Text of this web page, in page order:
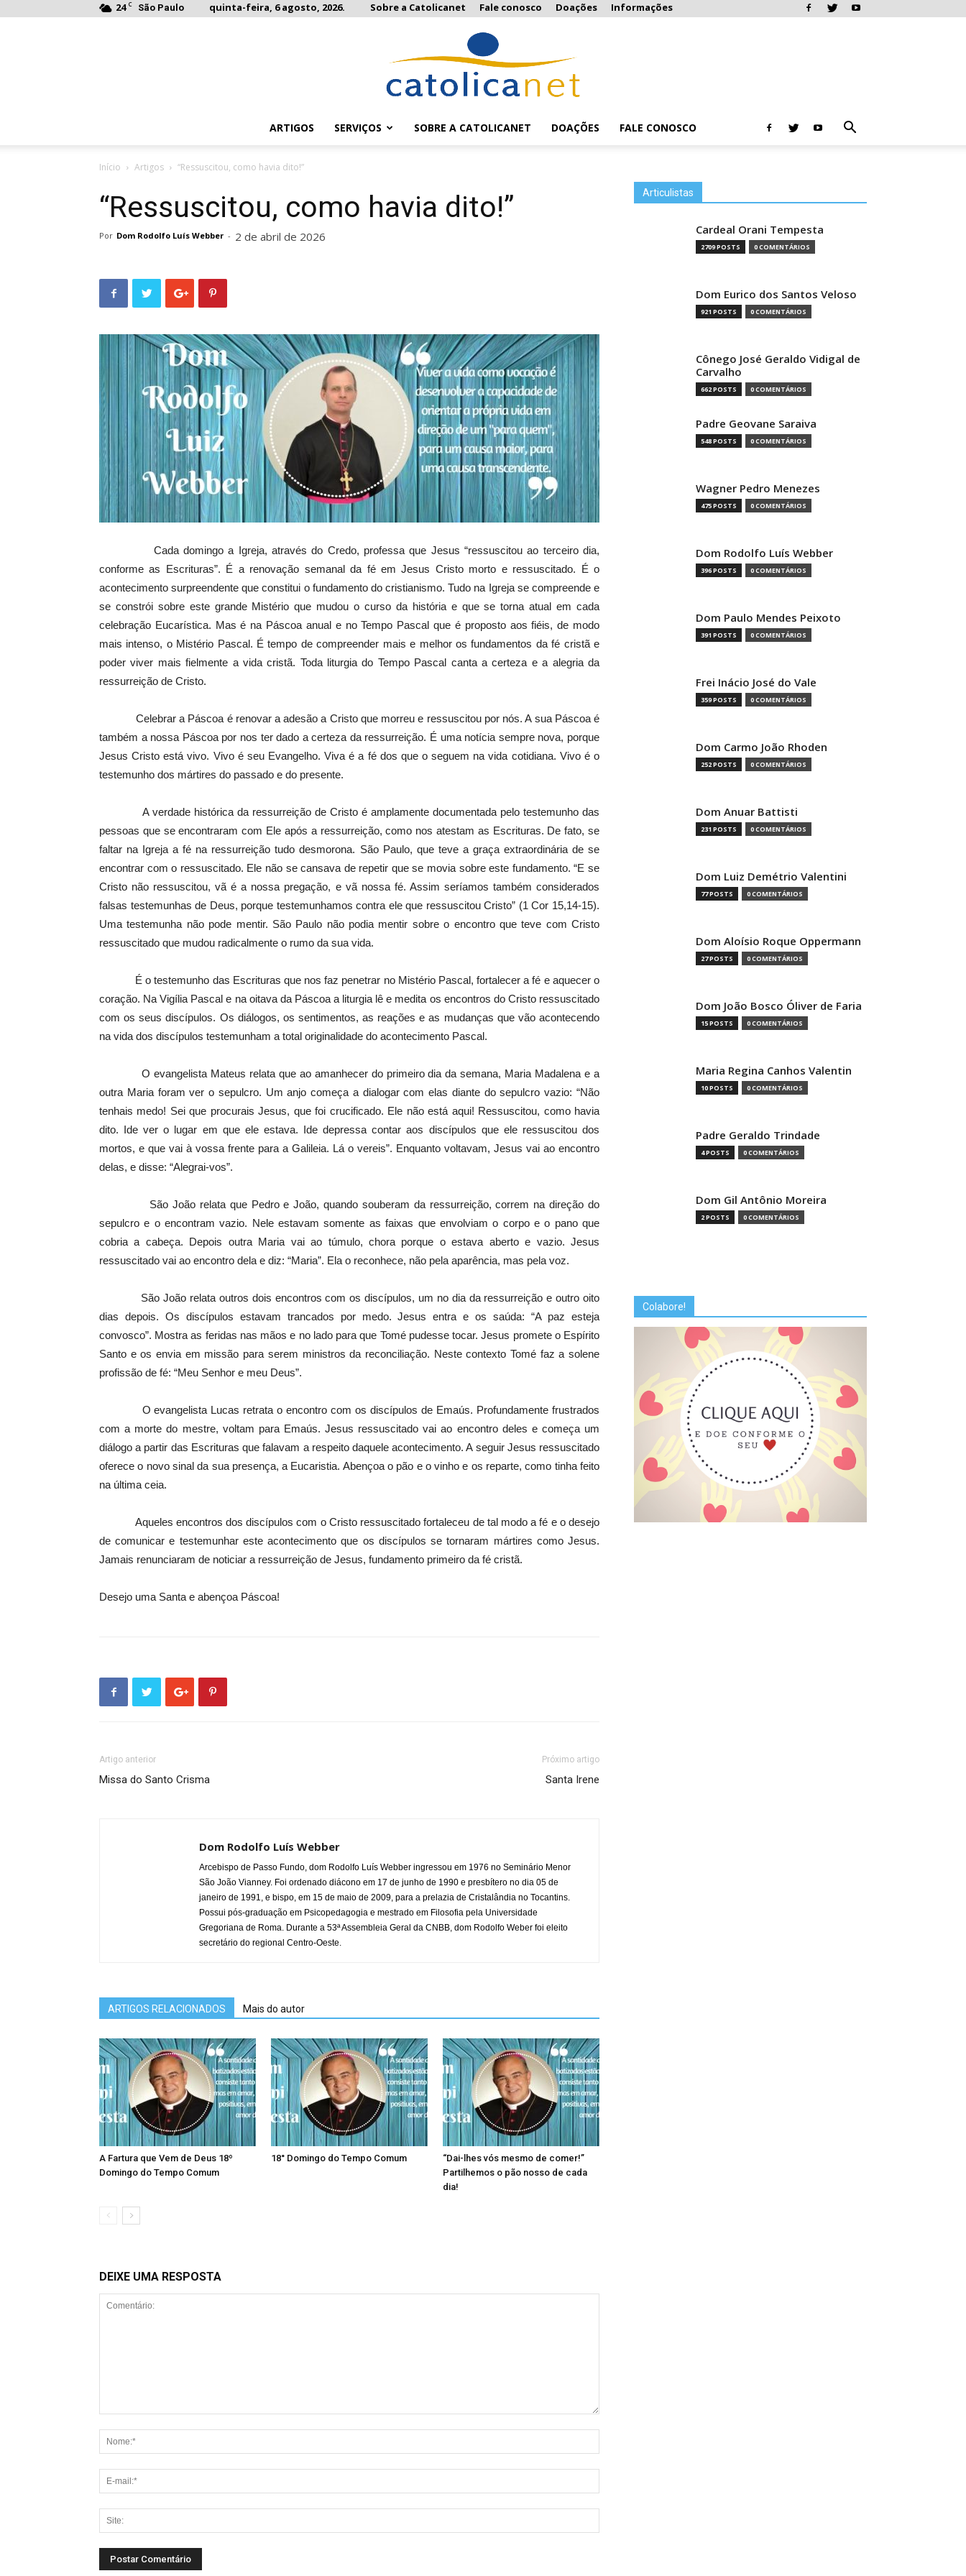
24 C São Paulo quinta-feira, 6 agosto, 2026. Sobre a Catolicanet Fale conosco Doações Informações
ARTIGOS SERVIÇOS SOBRE A CATOLICANET DOAÇÕES FALE CONOSCO
Início Artigos “Ressuscitou, como havia dito!”
“Ressuscitou, como havia dito!”
Por Dom Rodolfo Luís Webber - 2 de abril de 2026
Cada domingo a Igreja, através do Credo, professa que Jesus “ressuscitou ao terceiro dia,
conforme as Escrituras”. É a renovação semanal da fé em Jesus Cristo morto e ressuscitado. É o
acontecimento surpreendente que constitui o fundamento do cristianismo. Tudo na Igreja se compreende e
se constrói sobre este grande Mistério que mudou o curso da história e que se torna atual em cada
celebração Eucarística. Mas é na Páscoa anual e no Tempo Pascal que é proposto aos fiéis, de modo
mais intenso, o Mistério Pascal. É tempo de compreender mais e melhor os fundamentos da fé cristã e
poder viver mais fielmente a vida cristã. Toda liturgia do Tempo Pascal canta a certeza e a alegria da
ressurreição de Cristo.
Celebrar a Páscoa é renovar a adesão a Cristo que morreu e ressuscitou por nós. A sua Páscoa é
também a nossa Páscoa por nos ter dado a certeza da ressurreição. É uma notícia sempre nova, porque
Jesus Cristo está vivo. Vivo é seu Evangelho. Viva é a fé dos que o seguem na vida cotidiana. Vivo é o
testemunho dos mártires do passado e do presente.
A verdade histórica da ressurreição de Cristo é amplamente documentada pelo testemunho das
pessoas que se encontraram com Ele após a ressurreição, como nos atestam as Escrituras. De fato, se
faltar na Igreja a fé na ressurreição tudo desmorona. São Paulo, que teve a graça extraordinária de se
encontrar com o ressuscitado. Ele não se cansava de repetir que se movia sobre este fundamento. “E se
Cristo não ressuscitou, vã é a nossa pregação, e vã nossa fé. Assim seríamos também considerados
falsas testemunhas de Deus, porque testemunhamos contra ele que ressuscitou Cristo” (1 Cor 15,14-15).
Uma testemunha não pode mentir. São Paulo não podia mentir sobre o encontro que teve com Cristo
ressuscitado que mudou radicalmente o rumo da sua vida.
É o testemunho das Escrituras que nos faz penetrar no Mistério Pascal, fortalecer a fé e aquecer o
coração. Na Vigília Pascal e na oitava da Páscoa a liturgia lê e medita os encontros do Cristo ressuscitado
com os seus discípulos. Os diálogos, os sentimentos, as reações e as mudanças que vão acontecendo
na vida dos discípulos testemunham a total originalidade do acontecimento Pascal.
O evangelista Mateus relata que ao amanhecer do primeiro dia da semana, Maria Madalena e a
outra Maria foram ver o sepulcro. Um anjo começa a dialogar com elas diante do sepulcro vazio: “Não
tenhais medo! Sei que procurais Jesus, que foi crucificado. Ele não está aqui! Ressuscitou, como havia
dito. Ide ver o lugar em que ele estava. Ide depressa contar aos discípulos que ele ressuscitou dos
mortos, e que vai à vossa frente para a Galileia. Lá o vereis”. Enquanto voltavam, Jesus vai ao encontro
delas, e disse: “Alegrai-vos”.
São João relata que Pedro e João, quando souberam da ressurreição, correm na direção do
sepulcro e o encontram vazio. Nele estavam somente as faixas que envolviam o corpo e o pano que
cobria a cabeça. Depois outra Maria vai ao túmulo, chora porque o estava aberto e vazio. Jesus
ressuscitado vai ao encontro dela e diz: “Maria”. Ela o reconhece, não pela aparência, mas pela voz.
São João relata outros dois encontros com os discípulos, um no dia da ressurreição e outro oito
dias depois. Os discípulos estavam trancados por medo. Jesus entra e os saúda: “A paz esteja
convosco”. Mostra as feridas nas mãos e no lado para que Tomé pudesse tocar. Jesus promete o Espírito
Santo e os envia em missão para serem ministros da reconciliação. Neste contexto Tomé faz a solene
profissão de fé: “Meu Senhor e meu Deus”.
O evangelista Lucas retrata o encontro com os discípulos de Emaús. Profundamente frustrados
com a morte do mestre, voltam para Emaús. Jesus ressuscitado vai ao encontro deles e começa um
diálogo a partir das Escrituras que falavam a respeito daquele acontecimento. A seguir Jesus ressuscitado
oferece o novo sinal da sua presença, a Eucaristia. Abençoa o pão e o vinho e os reparte, como tinha feito
na última ceia.
Aqueles encontros dos discípulos com o Cristo ressuscitado fortaleceu de tal modo a fé e o desejo
de comunicar e testemunhar este acontecimento que os discípulos se tornaram mártires como Jesus.
Jamais renunciaram de noticiar a ressurreição de Jesus, fundamento primeiro da fé cristã.
Desejo uma Santa e abençoa Páscoa!
Artigo anterior
Missa do Santo Crisma
Próximo artigo
Santa Irene
Dom Rodolfo Luís Webber
Arcebispo de Passo Fundo, dom Rodolfo Luís Webber ingressou em 1976 no Seminário Menor
São João Vianney. Foi ordenado diácono em 17 de junho de 1990 e presbítero no dia 05 de
janeiro de 1991, e bispo, em 15 de maio de 2009, para a prelazia de Cristalândia no Tocantins.
Possui pós-graduação em Psicopedagogia e mestrado em Filosofia pela Universidade
Gregoriana de Roma. Durante a 53ª Assembleia Geral da CNBB, dom Rodolfo Weber foi eleito
secretário do regional Centro-Oeste.
ARTIGOS RELACIONADOS Mais do autor
A Fartura que Vem de Deus 18º
Domingo do Tempo Comum
18° Domingo do Tempo Comum
“Dai-lhes vós mesmo de comer!”
Partilhemos o pão nosso de cada
dia!
DEIXE UMA RESPOSTA
Articulistas
Cardeal Orani Tempesta
2709 POSTS 0 COMENTÁRIOS
Dom Eurico dos Santos Veloso
921 POSTS 0 COMENTÁRIOS
Cônego José Geraldo Vidigal de
Carvalho
662 POSTS 0 COMENTÁRIOS
Padre Geovane Saraiva
548 POSTS 0 COMENTÁRIOS
Wagner Pedro Menezes
475 POSTS 0 COMENTÁRIOS
Dom Rodolfo Luís Webber
396 POSTS 0 COMENTÁRIOS
Dom Paulo Mendes Peixoto
391 POSTS 0 COMENTÁRIOS
Frei Inácio José do Vale
359 POSTS 0 COMENTÁRIOS
Dom Carmo João Rhoden
252 POSTS 0 COMENTÁRIOS
Dom Anuar Battisti
231 POSTS 0 COMENTÁRIOS
Dom Luiz Demétrio Valentini
77 POSTS 0 COMENTÁRIOS
Dom Aloísio Roque Oppermann
27 POSTS 0 COMENTÁRIOS
Dom João Bosco Óliver de Faria
15 POSTS 0 COMENTÁRIOS
Maria Regina Canhos Valentin
10 POSTS 0 COMENTÁRIOS
Padre Geraldo Trindade
4 POSTS 0 COMENTÁRIOS
Dom Gil Antônio Moreira
2 POSTS 0 COMENTÁRIOS
Colabore!